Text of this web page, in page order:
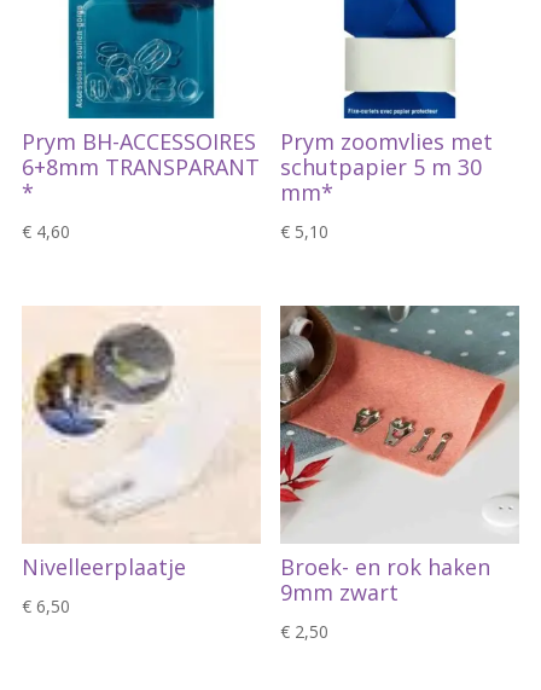
Prym BH-ACCESSOIRES
6+8mm TRANSPARANT
*
€4,60
Prym zoomvlies met
schutpapier 5 m 30
mm*
€ 5,10
Nivelleerplaatje
€6,50
Broek- en rok haken
9mm zwart
€ 2,50